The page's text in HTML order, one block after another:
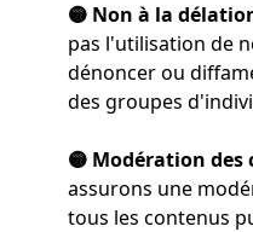
🟡 Non à la
pas l'utilisation de
dénoncer ou
des groupes
🟡 Modération
assurons une
tous les contenus